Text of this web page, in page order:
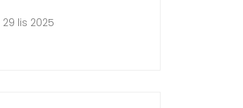
29 lis 2025